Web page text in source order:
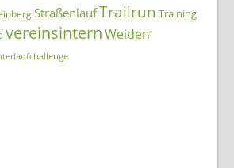
StraßenlaufTrailrun Training
vereinsinternWeiden